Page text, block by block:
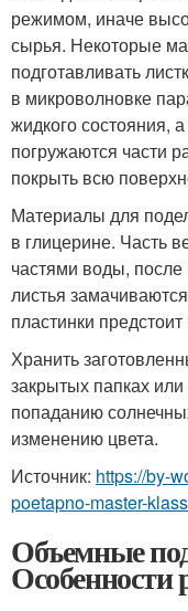
режимом, иначе
сырья. Некоторые
подготавливать
в микроволновке
жидкого состояния,
погружаются части
покрыть всю
Материалы для
в глицерине. Часть
частями воды,
листья
пластинки
Хранить
закрытых папках
попаданию
изменению цвета.
Источник: https://by-
poetapno-master-
Объемные
Особенности